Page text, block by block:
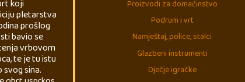
koji
pletarstva
prošlog
bavio se
vrbovom
te je tu istu
svog sina.
Proizvodi za domaćinstvo
Podrum i vrt
Namještaj, police, stalci
Glazbeni instrumenti
Dječje igračke